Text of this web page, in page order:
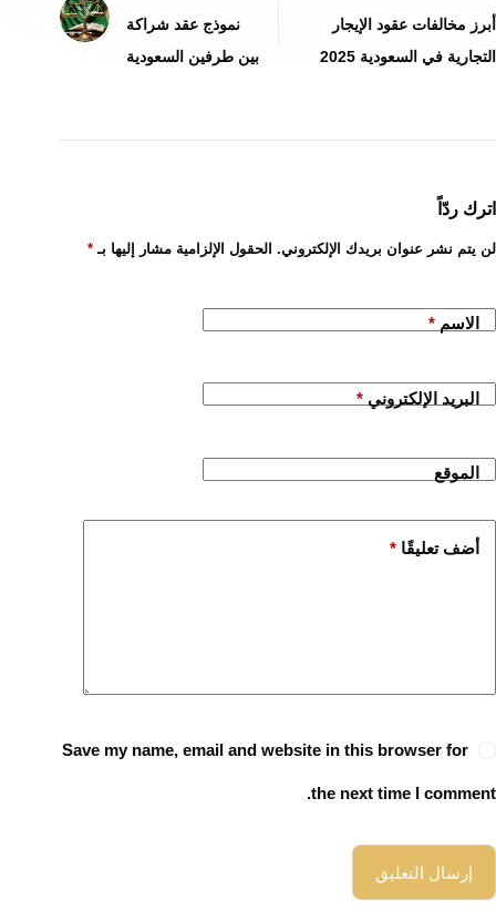
أبرز مخالفات عقود الإيجار
التجارية في السعودية 2025
نموذج عقد شراكة
بين طرفين السعودية
اترك ردّاً
لن يتم نشر عنوان بريدك الإلكتروني. الحقول الإلزامية مشار إليها بـ *
الاسم *
البريد الإلكتروني *
الموقع
أضف تعليقًا *
Save my name, email and website in this browser for
the next time I comment.
إرسال التعليق